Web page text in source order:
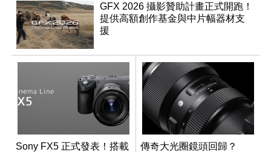
GFX 2026 攝影贊助計畫正式開跑！
提供高額創作基金與中片幅器材支
援
Sony FX5 正式發表！搭載
傳奇大光圈鏡頭回歸？